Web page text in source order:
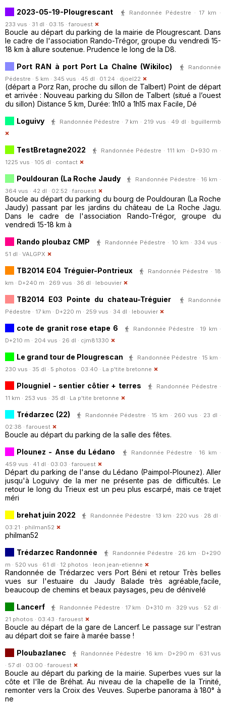
2023-05-19-Plougrescant
Randonnée Pédestre · 17 km ·
233 vus · 31 dl · 03:15 · farouest
Boucle au départ du parking de la mairie de Plougrescant. Dans
le cadre de l'association Rando-Trégor, groupe du vendredi 15-
18 km à allure soutenue. Prudence le long de la D8.
Port RAN à port Port La Chaîne (Wikiloc)
Randonnée
Pédestre · 5 km · 345 vus · 45 dl · 01:24 · djoel22
(départ a Porz Ran, proche du sillon de Talbert) Point de départ
et arrivée : Nouveau parking du Sillon de Talbert (situé a l’ouest
du sillon) Distance 5 km, Durée: 1h10 a 1h15 max Facile, Dé
Loguivy
Randonnée Pédestre · 7 km · 219 vus · 49 dl · bguillermb
TestBretagne2022
Randonnée Pédestre · 111 km · D+930 m ·
1225 vus · 105 dl · contact
Pouldouran (La Roche Jaudy
Randonnée Pédestre · 16 km ·
364 vus · 42 dl · 02:52 · farouest
Boucle au départ du parking du bourg de Pouldouran (La Roche
Jaudy) passant par les jardins du château de La Roche Jagu.
Dans le cadre de l'association Rando-Trégor, groupe du
vendredi 15-18 km à
Rando ploubaz CMP
Randonnée Pédestre · 10 km · 334 vus ·
51 dl · VALGPX
TB2014 E04 Tréguier-Pontrieux
Randonnée Pédestre · 18
km · D+240 m · 269 vus · 36 dl · lebouvier
TB2014 E03 Pointe du chateau-Tréguier
Randonnée
Pédestre · 17 km · D+220 m · 259 vus · 34 dl · lebouvier
cote de granit rose etape 6
Randonnée Pédestre · 19 km ·
D+210 m · 204 vus · 26 dl · cjm81330
Le grand tour de Plougrescan
Randonnée Pédestre · 15 km ·
230 vus · 35 dl · 5 photos · 03:40 · La p'tite bretonne
Plougniel - sentier côtier + terres
Randonnée Pédestre ·
11 km · 253 vus · 35 dl · La p'tite bretonne
Trédarzec (22)
Randonnée Pédestre · 15 km · 260 vus · 23 dl ·
02:38 · farouest
Boucle au départ du parking de la salle des fêtes.
Plounez - Anse du Lédano
Randonnée Pédestre · 16 km ·
459 vus · 41 dl · 03:03 · farouest
Départ du parking de l'anse du Lédano (Paimpol-Plounez). Aller
jusqu'à Loguivy de la mer ne présente pas de difficultés. Le
retour le long du Trieux est un peu plus escarpé, mais ce trajet
méri
brehat juin 2022
Randonnée Pédestre · 13 km · 220 vus · 28 dl ·
03:21 · philman52
philman52
Trédarzec Randonnée
Randonnée Pédestre · 26 km · D+290
m · 520 vus · 61 dl · 12 photos · leon.jean-etienne
Randonnée de Trédarzec vers Port Béni et retour Très belles
vues sur l'estuaire du Jaudy Balade très agréable,facile,
beaucoup de chemins et beaux paysages, peu de dénivelé
Lancerf
Randonnée Pédestre · 17 km · D+310 m · 329 vus · 52 dl ·
21 photos · 03:43 · farouest
Boucle au départ de la gare de Lancerf. Le passage sur l'estran
au départ doit se faire à marée basse !
Ploubazlanec
Randonnée Pédestre · 16 km · D+290 m · 631 vus
· 57 dl · 03:00 · farouest
Boucle au départ du parking de la mairie. Superbes vues sur la
côte et l'île de Bréhat. Au niveau de la chapelle de la Trinité,
remonter vers la Croix des Veuves. Superbe panorama à 180° à
ne